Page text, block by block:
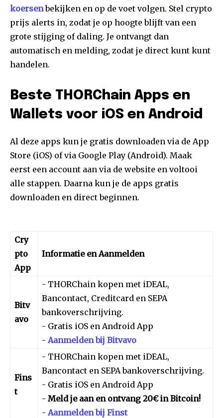
koersenbekijken en op de voet volgen. Stel crypto
prijs alerts in, zodat je op hoogte blijft van een
grote stijging of daling. Je ontvangt dan
automatisch en melding, zodat je direct kunt kunt
handelen.
Beste THORChain Apps en
Wallets voor iOS en Android
Al deze apps kun je gratis downloaden via de App
Store (iOS) of via Google Play (Android). Maak
eerst een account aan via de website en voltooi
alle stappen. Daarna kun je de apps gratis
downloaden en direct beginnen.
Cry
pto
App
Informatie en Aanmelden
Bitv
avo
- THORChain kopen met iDEAL,
Bancontact, Creditcard en SEPA
bankoverschrijving.
- Gratis iOS en Android App
- Aanmelden bij Bitvavo
Fins
t
- THORChain kopen met iDEAL,
Bancontact en SEPA bankoverschrijving.
- Gratis iOS en Android App
- Meld je aan en ontvang 20€ in Bitcoin!
- Aanmelden bij Finst